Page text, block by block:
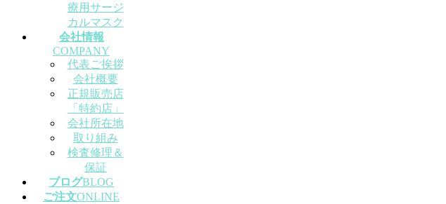
療用サージ
カルマスク
会社情報
COMPANY
代表ご挨拶
会社概要
正規販売店
「特約店」
会社所在地
取り組み
検査修理＆
保証
ブログBLOG
ご注文ONLINE